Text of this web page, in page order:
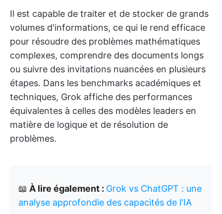
Il est capable de traiter et de stocker de grands
volumes d'informations, ce qui le rend efficace
pour résoudre des problèmes mathématiques
complexes, comprendre des documents longs
ou suivre des invitations nuancées en plusieurs
étapes. Dans les benchmarks académiques et
techniques, Grok affiche des performances
équivalentes à celles des modèles leaders en
matière de logique et de résolution de
problèmes.
📖 À lire également : Grok vs ChatGPT : une
analyse approfondie des capacités de l'IA